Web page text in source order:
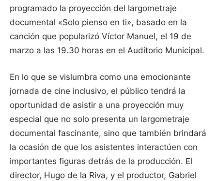
programado la proyección del largometraje
documental «Solo pienso en ti», basado en la
canción que popularizó Víctor Manuel, el 19 de
marzo a las 19.30 horas en el Auditorio Municipal.
En lo que se vislumbra como una emocionante
jornada de cine inclusivo, el público tendrá la
oportunidad de asistir a una proyección muy
especial que no solo presenta un largometraje
documental fascinante, sino que también brindará
la ocasión de que los asistentes interactúen con
importantes figuras detrás de la producción. El
director, Hugo de la Riva, y el productor, Gabriel